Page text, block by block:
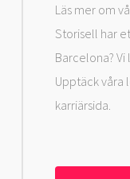
Läs mer om
Storisell har
Barcelona?
Upptäck våra
karriärsida.